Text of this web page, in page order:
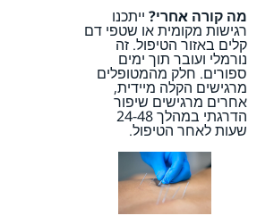
מה קורה אחרי? ייתכנו
רגישות מקומית או שטפי דם
קלים באזור הטיפול. זה
נורמלי ועובר תוך ימים
ספורים. חלק מהמטופלים
מרגישים הקלה מיידית,
אחרים מרגישים שיפור
הדרגתי במהלך 24-48
שעות לאחר הטיפול.